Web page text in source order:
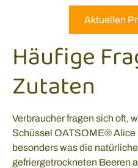
Aktuellen
Häufige
Zutaten
Verbraucher fragen sich oft,
Schüssel OATSOME® Alice
besonders was die
gefriergetrockneten Beeren